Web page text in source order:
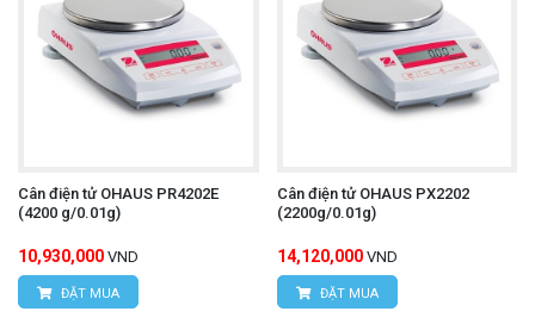
Cân điện tử OHAUS PR4202E
(4200 g/0.01g)
10,930,000 VND
ĐẶT MUA
Cân điện tử OHAUS PX2202
(2200g/0.01g)
14,120,000 VND
ĐẶT MUA